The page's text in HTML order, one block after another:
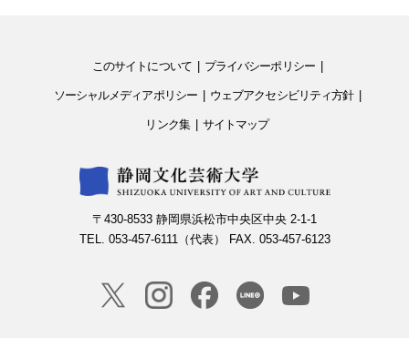
このサイトについて プライバシーポリシー
ソーシャルメディアポリシー ウェブアクセシビリティ方針
リンク集 サイトマップ
〒430-8533 静岡県浜松市中央区中央 2-1-1
TEL. 053-457-6111（代表） FAX. 053-457-6123